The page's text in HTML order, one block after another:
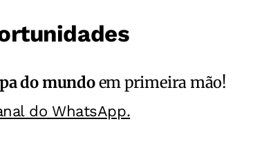
do mundoem primeira mão!
do WhatsApp.